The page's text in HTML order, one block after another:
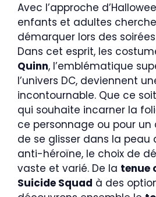
Avec l’approche
enfants et adultes
démarquer lors des
Dans cet esprit, les
Quinn, l’emblématique
l’univers DC, deviennent
incontournable. Que ce
qui souhaite incarner la
ce personnage ou pour un
de se glisser dans la peau
anti-héroïne, le choix de
vaste et varié. De la tenue
Suicide Squad à des